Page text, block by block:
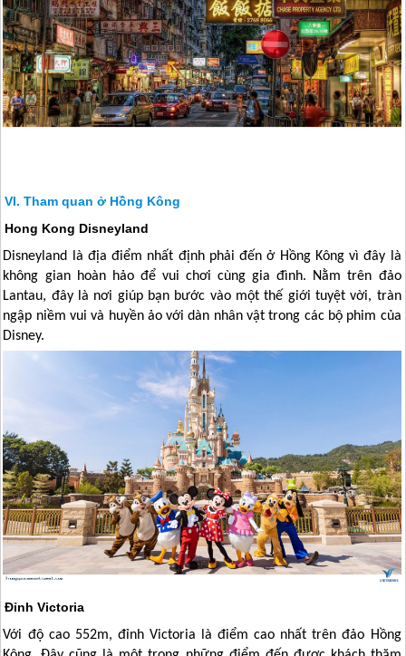
Tham quan ở Hồng Kông
Hong Kong Disneyland
Disneyland là địa điểm nhất định phải đến ở Hồng Kôngvì đây là
không gian hoàn hảo để vui chơi cùng gia đình. Nằm trên đảo
Lantau, đây là nơi giúp bạn bước vào một thế giới tuyệt vời, tràn
ngập niềm vui và huyền ảo với dàn nhân vật trong các bộ phim của
Disney.
Đỉnh Victoria
Với độ cao 552m, đỉnh Victoria là điểm cao nhất trên đảo Hồng